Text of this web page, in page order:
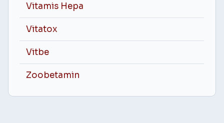
Vitamis Hepa
Vitatox
Vitbe
Zoobetamin